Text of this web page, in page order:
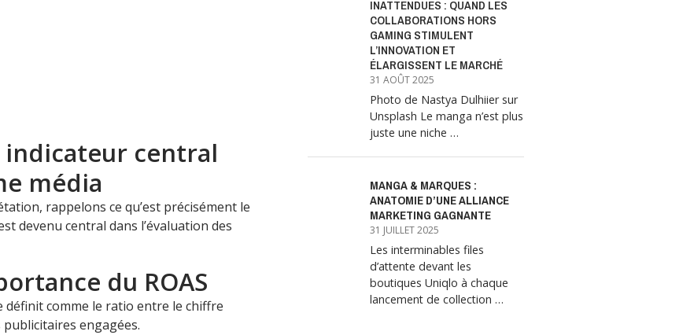
indicateur central
média
rappelons ce qu’est précisément le
devenu central dans l’évaluation des
du ROAS
définit comme le ratio entre le chiffre
publicitaires engagées.
INATTENDUES : QUAND LES
COLLABORATIONS HORS
GAMING STIMULENT
L’INNOVATION ET
ÉLARGISSENT LE MARCHÉ
31 AOÛT 2025
Photo de Nastya Dulhiier sur
Unsplash Le manga n’est plus
juste une niche …
MANGA & MARQUES :
ANATOMIE D’UNE ALLIANCE
MARKETING GAGNANTE
31 JUILLET 2025
Les interminables files
d’attente devant les
boutiques Uniqlo à chaque
lancement de collection …